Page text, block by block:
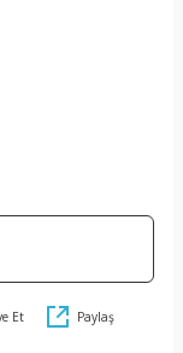
Et Paylaş